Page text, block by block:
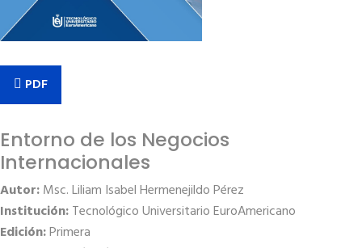
PDF
Entorno de los Negocios
Internacionales
Autor:Msc. Liliam Isabel Hermenejildo Pérez
Institución:Tecnológico Universitario EuroAmericano
Edición:Primera